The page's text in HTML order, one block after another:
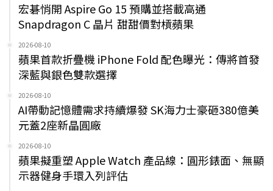
宏碁悄開 Aspire Go 15 預購並搭載高通
Snapdragon C 晶片 甜甜價對槓蘋果
2026-08-10
蘋果首款折疊機 iPhone Fold 配色曝光：傳將首發
深藍與銀色雙款選擇
2026-08-10
AI帶動記憶體需求持續爆發 SK海力士豪砸380億美
元蓋2座新晶圓廠
2026-08-10
蘋果擬重塑 Apple Watch 產品線：圓形錶面、無顯
示器健身手環入列評估